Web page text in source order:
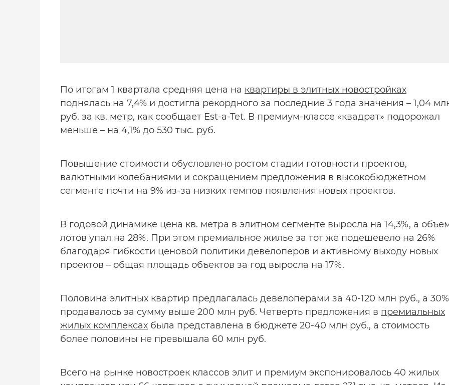
По итогам 1 квартала средняя цена на квартиры в элитных новостройках
поднялась на 7,4% и достигла рекордного за последние 3 года значения – 1,04
руб. за кв. метр, как сообщает Est-a-Tet. В премиум-классе «квадрат» подорожал
меньше – на 4,1% до 530 тыс. руб.
Повышение стоимости обусловлено ростом стадии готовности проектов,
валютными колебаниями и сокращением предложения в высокобюджетном
сегменте почти на 9% из-за низких темпов появления новых проектов.
В годовой динамике цена кв. метра в элитном сегменте выросла на 14,3%, а
лотов упал на 28%. При этом премиальное жилье за тот же подешевело на 26%
благодаря гибкости ценовой политики девелоперов и активному выходу новых
проектов – общая площадь объектов за год выросла на 17%.
Половина элитных квартир предлагалась девелоперами за 40-120 млн руб., а 30%
продавалось за сумму выше 200 млн руб. Четверть предложения в премиальных
жилых комплексах была представлена в бюджете 20-40 млн руб., а стоимость
более половины не превышала 60 млн руб.
Всего на рынке новостроек классов элит и премиум экспонировалось 40 жилых